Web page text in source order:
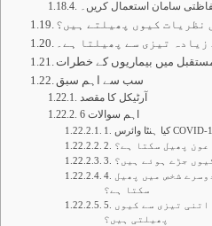
سامان استعمال کریں۔
نظریات کیوں پھیلتے ہیں؟
تیزی سے پھیلتا ہے۔
میں بیماریوں کے خطرات
سب سے اہم سبق
آرٹیکل کا مقصد
6 اہم سوالات
پھیل سکتا ہے؟
جڑے ہوئے ہیں؟
4. کیا ہنٹا وائرس ایک شخص سے دوسرے شخص میں پھیل
سکتا ہے؟
5. پھیلنے والی ویڈیوز آن لائن اتنی تیزی سے کیوں
پھیلتی ہیں؟